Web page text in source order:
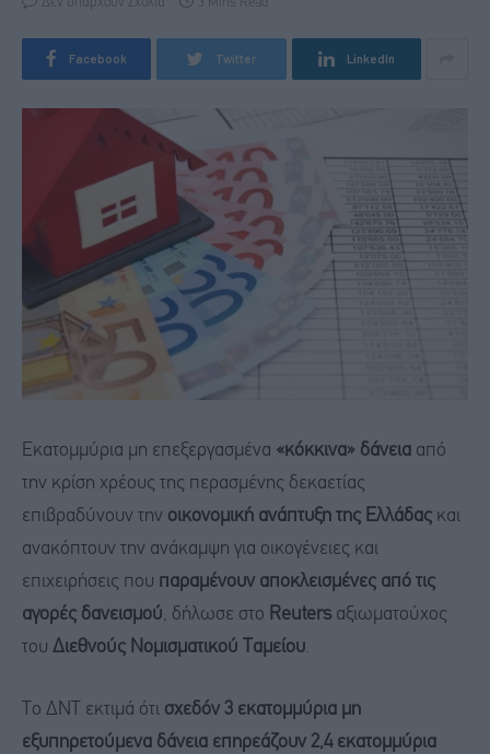
Δεν υπάρχουν Σχόλια 3 Mins Read
Facebook Twitter LinkedIn
Εκατομμύρια μη επεξεργασμένα «κόκκινα» δάνεια από
την κρίση χρέους της περασμένης δεκαετίας
επιβραδύνουν την οικονομική ανάπτυξη της Ελλάδας και
ανακόπτουν την ανάκαμψη για οικογένειες και
επιχειρήσεις που παραμένουν αποκλεισμένες από τις
αγορές δανεισμού, δήλωσε στο Reuters αξιωματούχος
του Διεθνούς Νομισματικού Ταμείου.
Το ΔΝΤ εκτιμά ότι σχεδόν 3 εκατομμύρια μη
εξυπηρετούμενα δάνεια επηρεάζουν 2,4 εκατομμύρια